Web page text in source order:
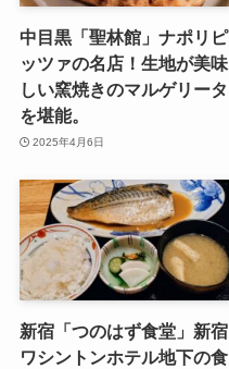
中目黒「聖林館」ナポリピ
ッツァの名店！生地が美味
しい窯焼きのマルゲリータ
を堪能。
2025年4月6日
新宿「つのはず食堂」新宿
ワシントンホテル地下の食